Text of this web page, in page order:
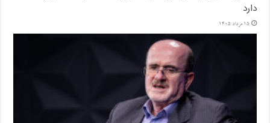
دارد
15 مرداد 1405